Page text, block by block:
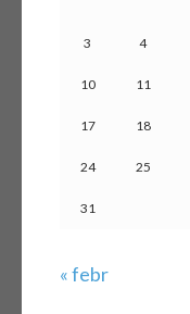
3 4
10 11
17 18
24 25
31
« febr